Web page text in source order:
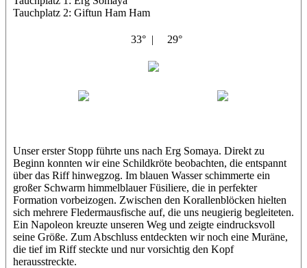
Tauchplatz 2: Giftun Ham Ham
33° | 29°
Unser erster Stopp führte uns nach Erg Somaya. Direkt zu
Beginn konnten wir eine Schildkröte beobachten, die entspannt
über das Riff hinwegzog. Im blauen Wasser schimmerte ein
großer Schwarm himmelblauer Füsiliere, die in perfekter
Formation vorbeizogen. Zwischen den Korallenblöcken hielten
sich mehrere Fledermausfische auf, die uns neugierig begleiteten.
Ein Napoleon kreuzte unseren Weg und zeigte eindrucksvoll
seine Größe. Zum Abschluss entdeckten wir noch eine Muräne,
die tief im Riff steckte und nur vorsichtig den Kopf
herausstreckte.